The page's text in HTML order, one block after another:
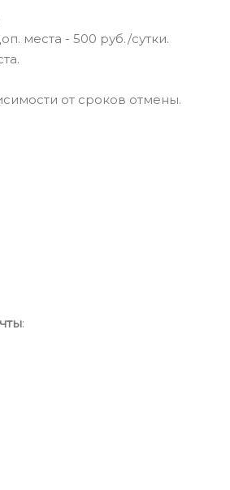
места - 500 руб./сутки.
от сроков отмены.
: